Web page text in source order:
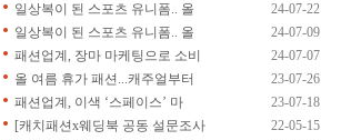
일상복이 된 스포츠 유니폼.. 올
24-07-22
일상복이 된 스포츠 유니폼.. 올
24-07-09
패션업계, 장마 마케팅으로 소비
24-07-07
올 여름 휴가 패션...캐주얼부터
23-07-26
패션업계, 이색 ‘스페이스’ 마
23-07-18
[캐치패션x웨딩북 공동 설문조사
22-05-15